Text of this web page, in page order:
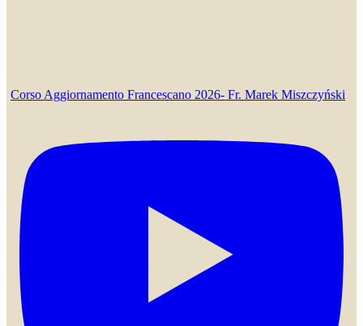
Corso Aggiornamento Francescano 2026- Fr. Marek Miszczyński